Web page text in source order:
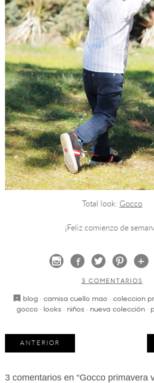
Total look: Gocco
¡Feliz comienzo de
3 COMENTARIOS
blog · camisa cuello mao · coleccion
gocco · looks · niños · nueva colección·
ANTERIOR
3 comentarios en “Gocco primavera